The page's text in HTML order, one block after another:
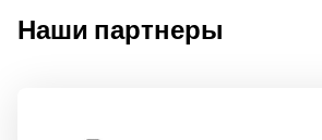
Наши партнеры